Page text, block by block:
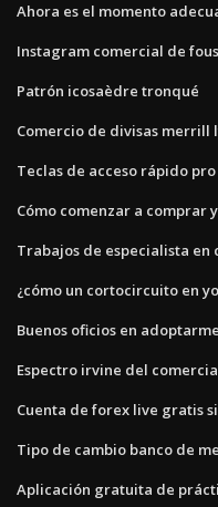
Ahora es el momento
Instagram comercial de fous
Patrón icosaèdre tronqué
Comercio de divisas merrill
Teclas de acceso rápido
Cómo comenzar a comprar
Trabajos de especialista en
¿cómo un cortocircuito en
Buenos oficios en adoptarme
Espectro irvine del
Cuenta de forex live gratis
Tipo de cambio banco de
Aplicación gratuita de